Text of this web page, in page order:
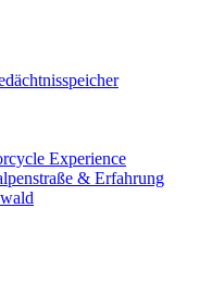
Experience
& Erfahrung